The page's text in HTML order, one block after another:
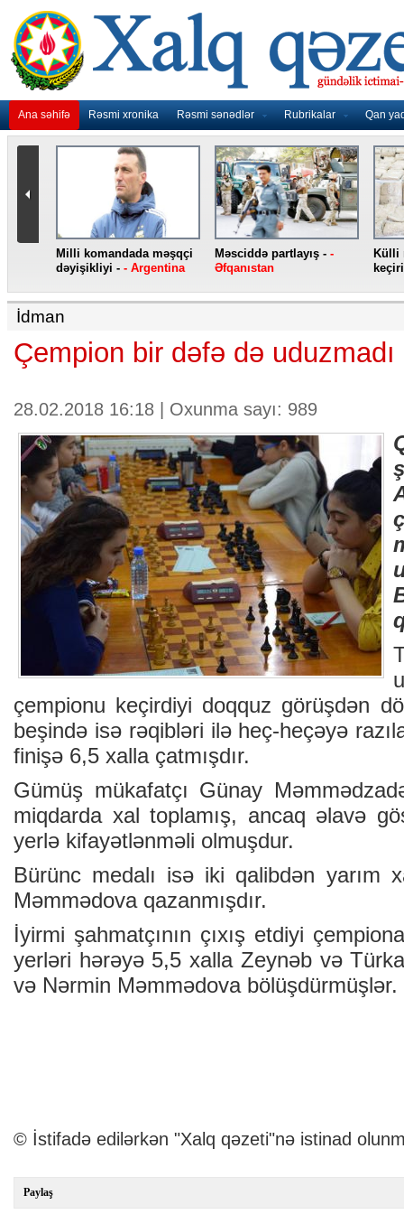
Ana səhifə Rəsmi xronika Rəsmi sənədlər Rubrikalar Qan
Milli komandada məşqçi
dəyişikliyi - - Argentina
Məsciddə partlayış - -
Əfqanıstan
Külli
İdman
Çempion bir dəfə də uduzmadı
28.02.2018 16:18 | Oxunma sayı: 989
çempionu keçirdiyi doqquz görüşdən
beşində isə rəqibləri ilə heç-heçəyə
finişə 6,5 xalla çatmışdır.
Gümüş mükafatçı Günay
miqdarda xal toplamış, ancaq əlavə
yerlə kifayətlənməli olmuşdur.
Bürünc medalı isə iki qalibdən yarım
Məmmədova qazanmışdır.
İyirmi şahmatçının çıxış etdiyi
yerləri hərəyə 5,5 xalla Zeynəb və
və Nərmin Məmmədova bölüşdürmüşlər.
© İstifadə edilərkən "Xalq qəzeti"nə istinad
Paylaş